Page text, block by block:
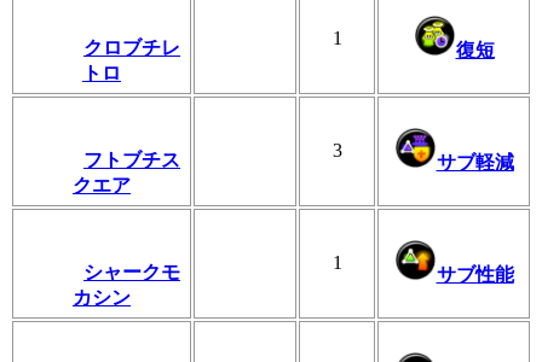
クロブチレ
トロ
1
復短
フトブチス
クエア
3
サブ軽減
シャークモ
カシン
1
サブ性能